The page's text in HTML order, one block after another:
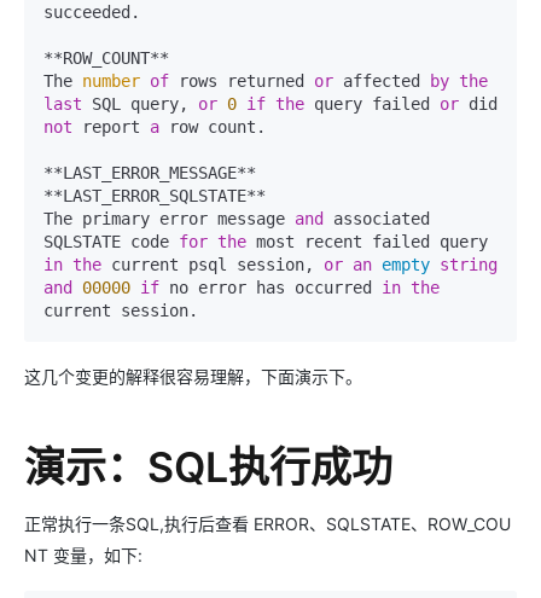
succeeded.
**ROW_COUNT**
The number of rows returned or affected by the
last SQL query, or 0 if the query failed or
not report a row count.
**LAST_ERROR_MESSAGE**
**LAST_ERROR_SQLSTATE**
The primary error message and
associated
SQLSTATE code for the
in the current psql session, or an empty string
and
00000 if no error has occurred in the
current session.
这几个变更的解释很容易理解，下面演示下。
演示：SQL执行成功
正常执行一条SQL,执行后查看 ERROR、SQLSTATE、ROW_COU
NT 变量，如下: